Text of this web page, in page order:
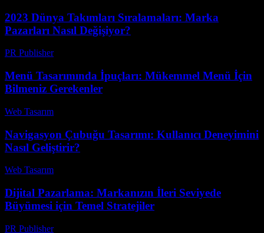
2023 Dünya Takımları Sıralamaları: Marka
Pazarları Nasıl Değişiyor?
PR Publisher-
Menü Tasarımında İpuçları: Mükemmel Menü İçin
Bilmeniz Gerekenler
Web Tasarım
Navigasyon Çubuğu Tasarımı: Kullanıcı Deneyimini
Nasıl Geliştirir?
Web Tasarım
Dijital Pazarlama: Markanızın İleri Seviyede
Büyümesi için Temel Stratejiler
PR Publisher-